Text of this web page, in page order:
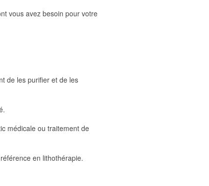
vous avez besoin pour votre
de les purifier et de les
médicale ou traitement de
en lithothérapie.